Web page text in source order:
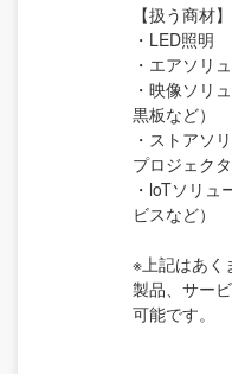
【扱う商材】
・LED照明
・エアソリ
・映像ソリ
黒板など）
・ストアソ
プロジェクタ
・loTソリ
ビスなど）
※上記はあく
製品、サー
可能です。